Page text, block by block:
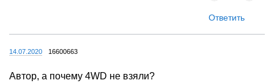
Ответить
14.07.2020 16600663
Автор, а почему 4WD не взяли?